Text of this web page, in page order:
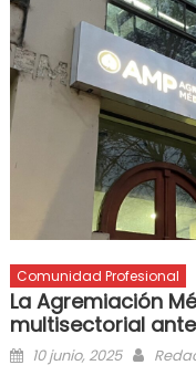
Comunidad Profesional
La Agremiación
multisectorial
10 junio, 2025